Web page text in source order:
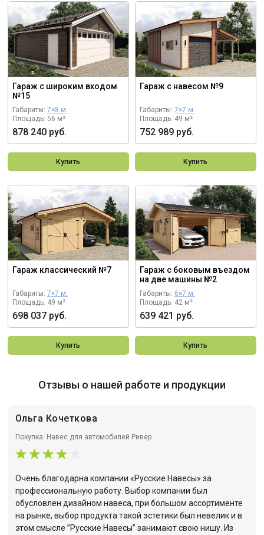
Гараж с широким входом
№15
Габариты: 7×8 м.
Площадь: 56 м²
878 240 руб.
Купить
Гараж с навесом №9
Габариты: 7×7 м.
Площадь: 49 м²
752 989 руб.
Купить
Гараж классический №7
Габариты: 7×7 м.
Площадь: 49 м²
698 037 руб.
Купить
Гараж с боковым въездом
на две машины №2
Габариты: 6×7 м.
Площадь: 42 м²
639 421 руб.
Купить
Отзывы о нашей работе и продукции
Ольга Кочеткова
Покупка: Навес для автомобилей Ривер
Очень благодарна компании «Русские Навесы» за
профессиональную работу. Выбор компании был
обусловлен дизайном навеса, при большом ассортименте
на рынке, выбор продукта такой эстетики был невелик и в
этом смысле ”Русские Навесы” занимают свою нишу. Из